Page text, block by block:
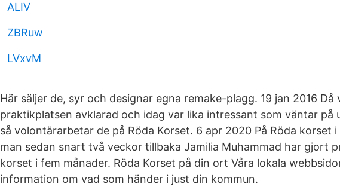
ALIV
ZBRuw
LVxvM
Här säljer de, syr och designar egna remake-plagg. 19 jan 2016 Då
praktikplatsen avklarad och idag var lika intressant som väntar på
så volontärarbetar de på Röda Korset. 6 apr 2020 På Röda korset
man sedan snart två veckor tillbaka Jamilia Muhammad har gjort
korset i fem månader. Röda Korset på din ort Våra lokala
information om vad som händer i just din kommun.